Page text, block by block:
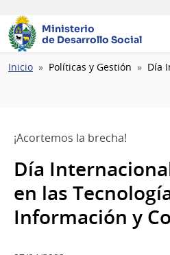
Ministerio
de Desarrollo Social
Ruta
Inicio Políticas y Gestión Día
¡Acortemos la brecha!
Día
en las
Información y